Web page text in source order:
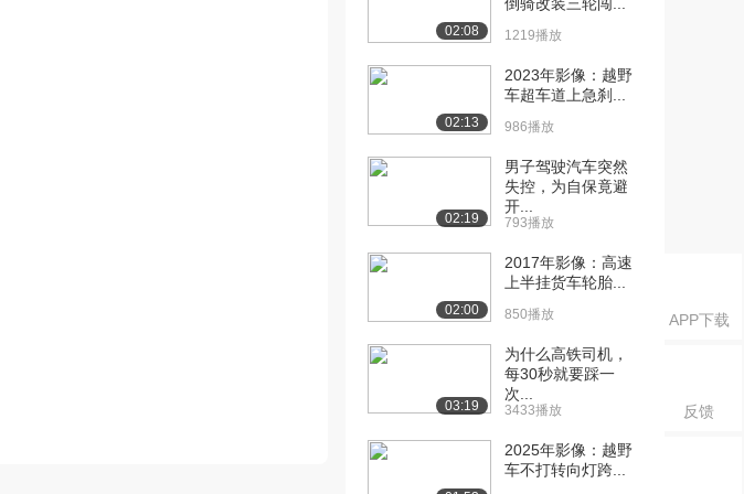
APP下载
反馈
02:08 1219播放
02:13
2023年影像：越野
车超车道上急刹...
986播放
02:19
男子驾驶汽车突然
失控，为自保竟避
开...
793播放
02:00
2017年影像：高速
上半挂货车轮胎...
850播放
03:19
为什么高铁司机，
每30秒就要踩一
次...
3433播放
2025年影像：越野
车不打转向灯跨...